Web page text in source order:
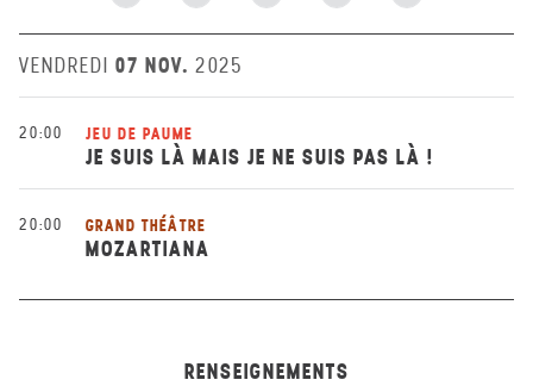
VENDREDI 07 NOV. 2025
20:00 JEU DE PAUME
JE SUIS LÀ MAIS JE NE SUIS PAS LÀ !
20:00 GRAND THÉÂTRE
MOZARTIANA
RENSEIGNEMENTS